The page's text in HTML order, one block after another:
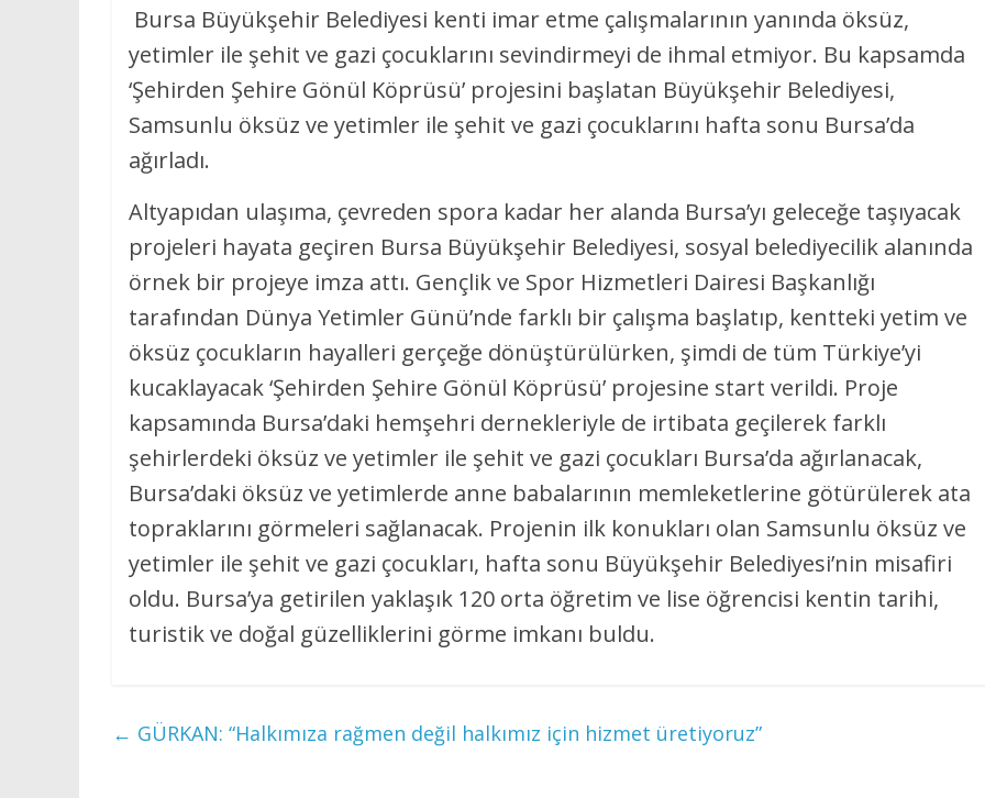
Bursa Büyükşehir Belediyesi kenti imar etme çalışmalarının yanında öksüz,
yetimler ile şehit ve gazi çocuklarını sevindirmeyi de ihmal etmiyor. Bu kapsamda
‘Şehirden Şehire Gönül Köprüsü’ projesini başlatan Büyükşehir Belediyesi,
Samsunlu öksüz ve yetimler ile şehit ve gazi çocuklarını hafta sonu Bursa’da
ağırladı.
Altyapıdan ulaşıma, çevreden spora kadar her alanda Bursa’yı geleceğe taşıyacak
projeleri hayata geçiren Bursa Büyükşehir Belediyesi, sosyal belediyecilik alanında
örnek bir projeye imza attı. Gençlik ve Spor Hizmetleri Dairesi Başkanlığı
tarafından Dünya Yetimler Günü’nde farklı bir çalışma başlatıp, kentteki yetim ve
öksüz çocukların hayalleri gerçeğe dönüştürülürken, şimdi de tüm Türkiye’yi
kucaklayacak ‘Şehirden Şehire Gönül Köprüsü’ projesine start verildi. Proje
kapsamında Bursa’daki hemşehri dernekleriyle de irtibata geçilerek farklı
şehirlerdeki öksüz ve yetimler ile şehit ve gazi çocukları Bursa’da ağırlanacak,
Bursa’daki öksüz ve yetimlerde anne babalarının memleketlerine götürülerek ata
topraklarını görmeleri sağlanacak. Projenin ilk konukları olan Samsunlu öksüz ve
yetimler ile şehit ve gazi çocukları, hafta sonu Büyükşehir Belediyesi’nin misafiri
oldu. Bursa’ya getirilen yaklaşık 120 orta öğretim ve lise öğrencisi kentin tarihi,
turistik ve doğal güzelliklerini görme imkanı buldu.
← GÜRKAN: “Halkımıza rağmen değil halkımız için hizmet üretiyoruz”